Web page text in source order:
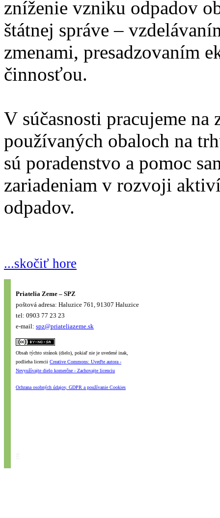
zníženie vzniku odpadov
štátnej správe –
zmenami, presadzovaním
činnosťou.
V súčasnosti pracujeme na
používaných obaloch na
sú poradenstvo a pomoc
zariadeniam v rozvoji
odpadov.
...skočiť hore
Priatelia Zeme – SPZ
poštová adresa: Haluzice 761, 91307 Haluzice
tel: 0903 77 23 23
e-mail: spz@priateliazeme.sk
Obsah týchto stránok (dielo), pokiaľ nie je uvedené inak,
podlieha licencii Creative Commons: Uveďte autora -
Nevyužívajte dielo komerčne - Zachovajte licenciu
Ochrana osobných údajov, GDPR a používanie Cookies